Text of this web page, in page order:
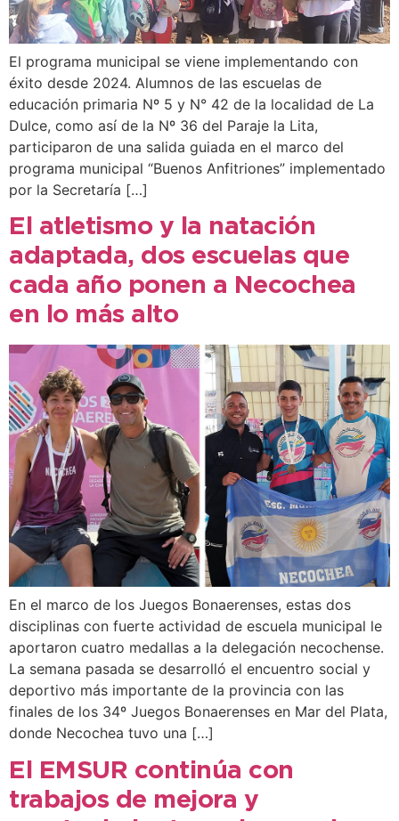
El programa municipal se viene implementando con
éxito desde 2024. Alumnos de las escuelas de
educación primaria Nº 5 y N° 42 de la localidad de La
Dulce, como así de la Nº 36 del Paraje la Lita,
participaron de una salida guiada en el marco del
programa municipal “Buenos Anfitriones” implementado
por la Secretaría […]
El atletismo y la natación
adaptada, dos escuelas que
cada año ponen a Necochea
en lo más alto
En el marco de los Juegos Bonaerenses, estas dos
disciplinas con fuerte actividad de escuela municipal le
aportaron cuatro medallas a la delegación necochense.
La semana pasada se desarrolló el encuentro social y
deportivo más importante de la provincia con las
finales de los 34º Juegos Bonaerenses en Mar del Plata,
donde Necochea tuvo una […]
El EMSUR continúa con
trabajos de mejora y